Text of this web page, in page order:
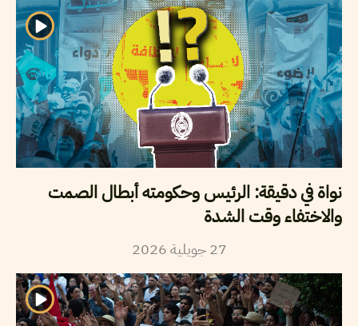
نواة في دقيقة: الرئيس وحكومته أبطال الصمت
والاختفاء وقت الشدة
27 جويلية2026